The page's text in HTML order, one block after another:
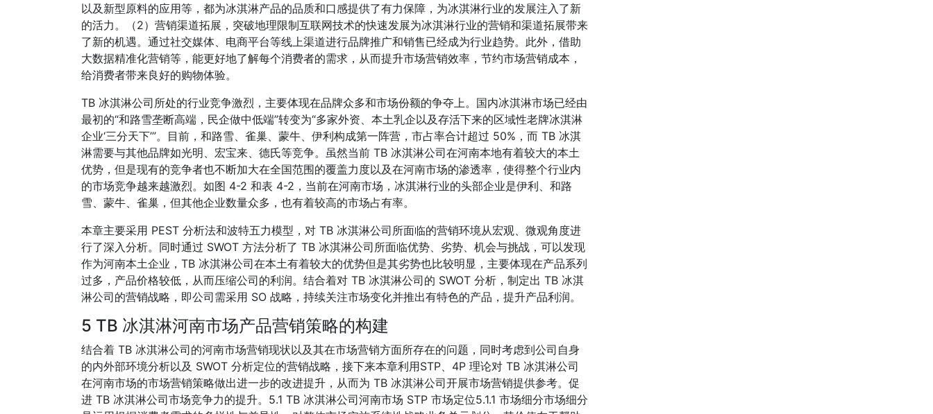
以及新型原料的应用等，都为冰淇淋产品的品质和口感提供了有力保障，为冰淇淋行业的发展注入了新
的活力。（2）营销渠道拓展，突破地理限制互联网技术的快速发展为冰淇淋行业的营销和渠道拓展带来
了新的机遇。通过社交媒体、电商平台等线上渠道进行品牌推广和销售已经成为行业趋势。此外，借助
大数据精准化营销等，能更好地了解每个消费者的需求，从而提升市场营销效率，节约市场营销成本，
给消费者带来良好的购物体验。
TB 冰淇淋公司所处的行业竞争激烈，主要体现在品牌众多和市场份额的争夺上。国内冰淇淋市场已经由
最初的“和路雪垄断高端，民企做中低端”转变为“多家外资、本土乳企以及存活下来的区域性老牌冰淇淋
企业‘三分天下’”。目前，和路雪、雀巢、蒙牛、伊利构成第一阵营，市占率合计超过 50%，而 TB 冰淇
淋需要与其他品牌如光明、宏宝来、德氏等竞争。虽然当前 TB 冰淇淋公司在河南本地有着较大的本土
优势，但是现有的竞争者也不断加大在全国范围的覆盖力度以及在河南市场的渗透率，使得整个行业内
的市场竞争越来越激烈。如图 4-2 和表 4-2，当前在河南市场，冰淇淋行业的头部企业是伊利、和路
雪、蒙牛、雀巢，但其他企业数量众多，也有着较高的市场占有率。
本章主要采用 PEST 分析法和波特五力模型，对 TB 冰淇淋公司所面临的营销环境从宏观、微观角度进
行了深入分析。同时通过 SWOT 方法分析了 TB 冰淇淋公司所面临优势、劣势、机会与挑战，可以发现
作为河南本土企业，TB 冰淇淋公司在本土有着较大的优势但是其劣势也比较明显，主要体现在产品系列
过多，产品价格较低，从而压缩公司的利润。结合着对 TB 冰淇淋公司的 SWOT 分析，制定出 TB 冰淇
淋公司的营销战略，即公司需采用 SO 战略，持续关注市场变化并推出有特色的产品，提升产品利润。
5 TB 冰淇淋河南市场产品营销策略的构建
结合着 TB 冰淇淋公司的河南市场营销现状以及其在市场营销方面所存在的问题，同时考虑到公司自身
的内外部环境分析以及 SWOT 分析定位的营销战略，接下来本章利用STP、4P 理论对 TB 冰淇淋公司
在河南市场的市场营销策略做出进一步的改进提升，从而为 TB 冰淇淋公司开展市场营销提供参考。促
进 TB 冰淇淋公司市场竞争力的提升。5.1 TB 冰淇淋公司河南市场 STP 市场定位5.1.1 市场细分市场细分